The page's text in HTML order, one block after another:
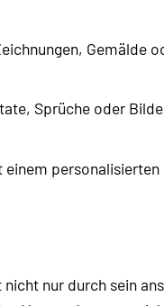
Gemälde
Sprüche oder
nur durch sein